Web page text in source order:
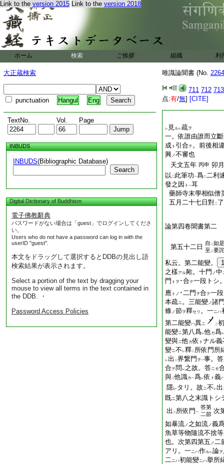
Link to the version 2015 Link to the version 2018
ホーム 検索 ご挨拶 組織 利
大正蔵検索
punctuation Hangul Eng
TextNo. Vol. Page
INBUDS
INBUDS(Bibliographic Database)
Search
Digital Dictionary of Buddhism
電子佛教辭典
パスワードがない場合は「guest」でログインしてくださ
い。
Users who do not have a password can log in with the
userID "guest".
本文をドラッグして選択するとDDBの見出し語
検索結果が表示されます。
Select a portion of the text by dragging your
mouse to view all terms in the text contained in
the DDB. ・
Password Access Policies
唯識論聞書 (No.
711 712 713
点:有/無] [CITE]
レ 見ルレ疏ヲ
一。依誰由誰而立
成 ト 引合テ。前後相
興ノ不審也
天文五年 丙申 卯
以 二 此筆功一爲二二利
發之因 ト 一耳
藥師寺末學相似僧
五月二十七日對二
論第四卷聞書第二
第五十二日 自 二如
至 二要
私云。第二能變。
1
之樣 アル歟。十門 ノ中
門 トヲ ･合テ一段トシ
應 トノ ･二門 ヲ合テ一段
本疏ニ。三能變ノ諸
條 ノ節 ヲ釋セリ 。一ニハ
第二能變ハ異ニ 二
能變ニ第八爲レ他 カ爲レ
變與ニ他 カ依 ト ナル義
變ニ不 レ釋二 所依門所
レ出 二界繋門 ヲ一事。答
合テ問 レ之故。答ニモ
與二他識カ一爲レ依 ト 義
隱レ タリ。故ニ不 レ出
既ニ第八之末識トシ
出 二 所依門 一
答第
二節 次
如暴流ノ 之如流ノ義
魚草等物隨流不捨
也。次第四第五 ノ二
アリ。一ニハ作ルレ論ヲ
二ニハ初能變ニハ擧所